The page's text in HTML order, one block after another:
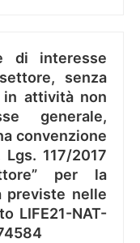
di interesse
senza
in attività non
generale,
convenzione
117/2017
per la
previste nelle
LIFE21-NAT-